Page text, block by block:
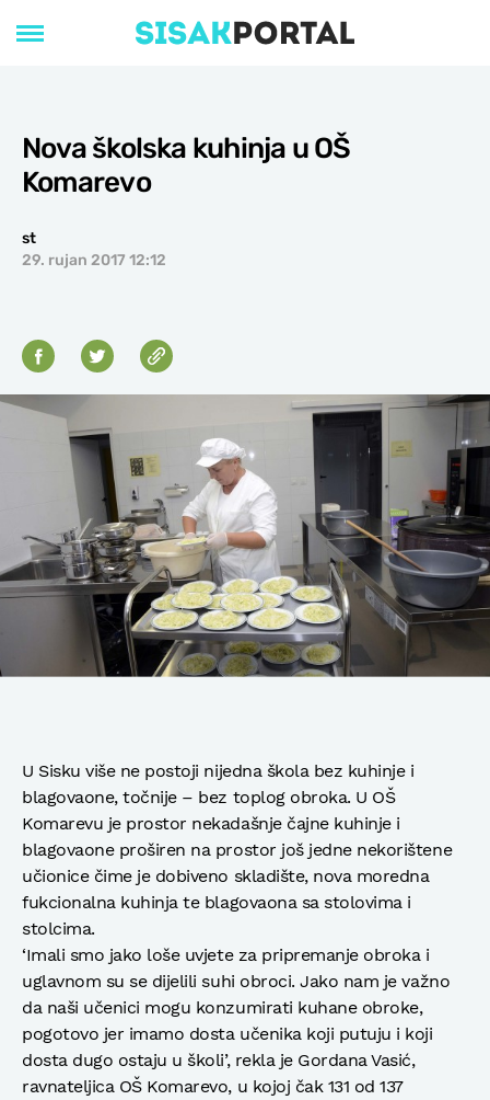
Nova školska kuhinja u OŠ
Komarevo
st
29. rujan 2017 12:12
U Sisku više ne postoji nijedna škola bez kuhinje i
blagovaone, točnije – bez toplog obroka. U OŠ
Komarevu je prostor nekadašnje čajne kuhinje i
blagovaone proširen na prostor još jedne nekorištene
učionice čime je dobiveno skladište, nova moredna
fukcionalna kuhinja te blagovaona sa stolovima i
stolcima.
‘Imali smo jako loše uvjete za pripremanje obroka i
uglavnom su se dijelili suhi obroci. Jako nam je važno
da naši učenici mogu konzumirati kuhane obroke,
pogotovo jer imamo dosta učenika koji putuju i koji
dosta dugo ostaju u školi’, rekla je Gordana Vasić,
ravnateljica OŠ Komarevo, u kojoj čak 131 od 137